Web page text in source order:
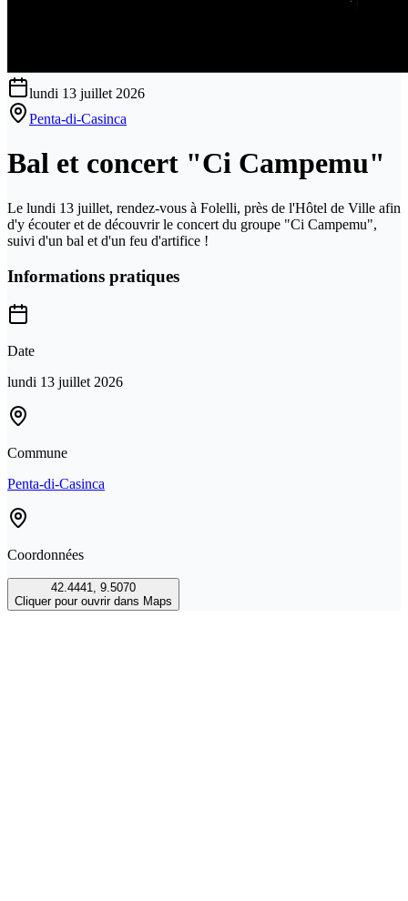
lundi 13 juillet 2026
Penta-di-Casinca
Bal et concert "Ci Campemu"
Le lundi 13 juillet, rendez-vous à Folelli, près de l'Hôtel de Ville afin
d'y écouter et de découvrir le concert du groupe "Ci Campemu",
suivi d'un bal et d'un feu d'artifice !
Informations pratiques
Date
lundi 13 juillet 2026
Commune
Penta-di-Casinca
Coordonnées
42.4441, 9.5070
Cliquer pour ouvrir dans Maps